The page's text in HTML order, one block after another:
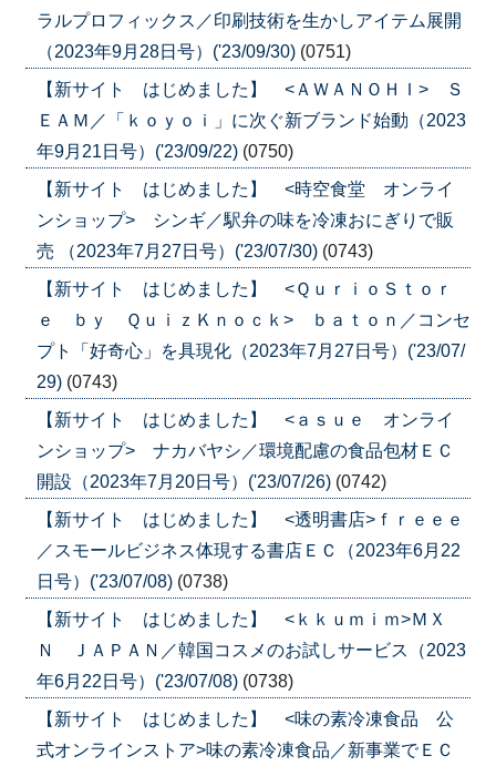
ラルプロフィックス／印刷技術を生かしアイテム展開
（2023年9月28日号）('23/09/30) (0751)
【新サイト はじめました】 <ＡＷＡＮＯＨＩ> Ｓ
ＥＡＭ／「ｋｏｙｏｉ」に次ぐ新ブランド始動（2023
年9月21日号）('23/09/22) (0750)
【新サイト はじめました】 <時空食堂 オンライ
ンショップ> シンギ／駅弁の味を冷凍おにぎりで販
売 （2023年7月27日号）('23/07/30) (0743)
【新サイト はじめました】 <ＱｕｒｉｏＳｔｏｒ
ｅ ｂｙ ＱｕｉｚＫｎｏｃｋ> ｂａｔｏｎ／コンセ
プト「好奇心」を具現化（2023年7月27日号）('23/07/
29) (0743)
【新サイト はじめました】 <ａｓｕｅ オンライ
ンショップ> ナカバヤシ／環境配慮の食品包材ＥＣ
開設（2023年7月20日号）('23/07/26) (0742)
【新サイト はじめました】 <透明書店>ｆｒｅｅｅ
／スモールビジネス体現する書店ＥＣ（2023年6月22
日号）('23/07/08) (0738)
【新サイト はじめました】 <ｋｋｕｍｉｍ>ＭＸ
Ｎ ＪＡＰＡＮ／韓国コスメのお試しサービス（2023
年6月22日号）('23/07/08) (0738)
【新サイト はじめました】 <味の素冷凍食品 公
式オンラインストア>味の素冷凍食品／新事業でＥＣ